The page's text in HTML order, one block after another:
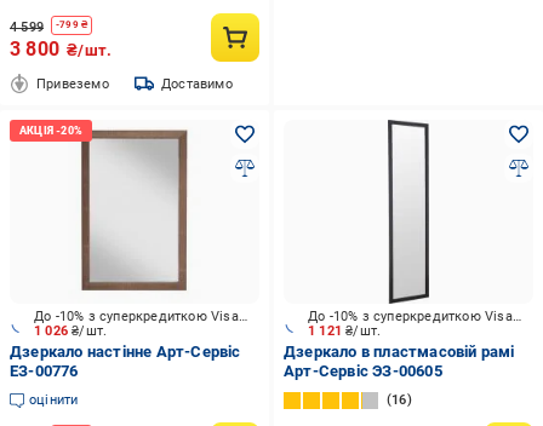
4 599 -799₴
3 800 ₴/шт.
Привеземо Доставимо
1 026₴/шт.
До -10% з суперкредиткою Visa Вигода
Дзеркало настінне Арт-Сервіс
ЕЗ-00776
оцінити
1 121₴/шт.
До -10% з суперкредиткою Visa Вигода
Дзеркало в пластмасовій рамі
Арт-Сервіс ЭЗ-00605
16